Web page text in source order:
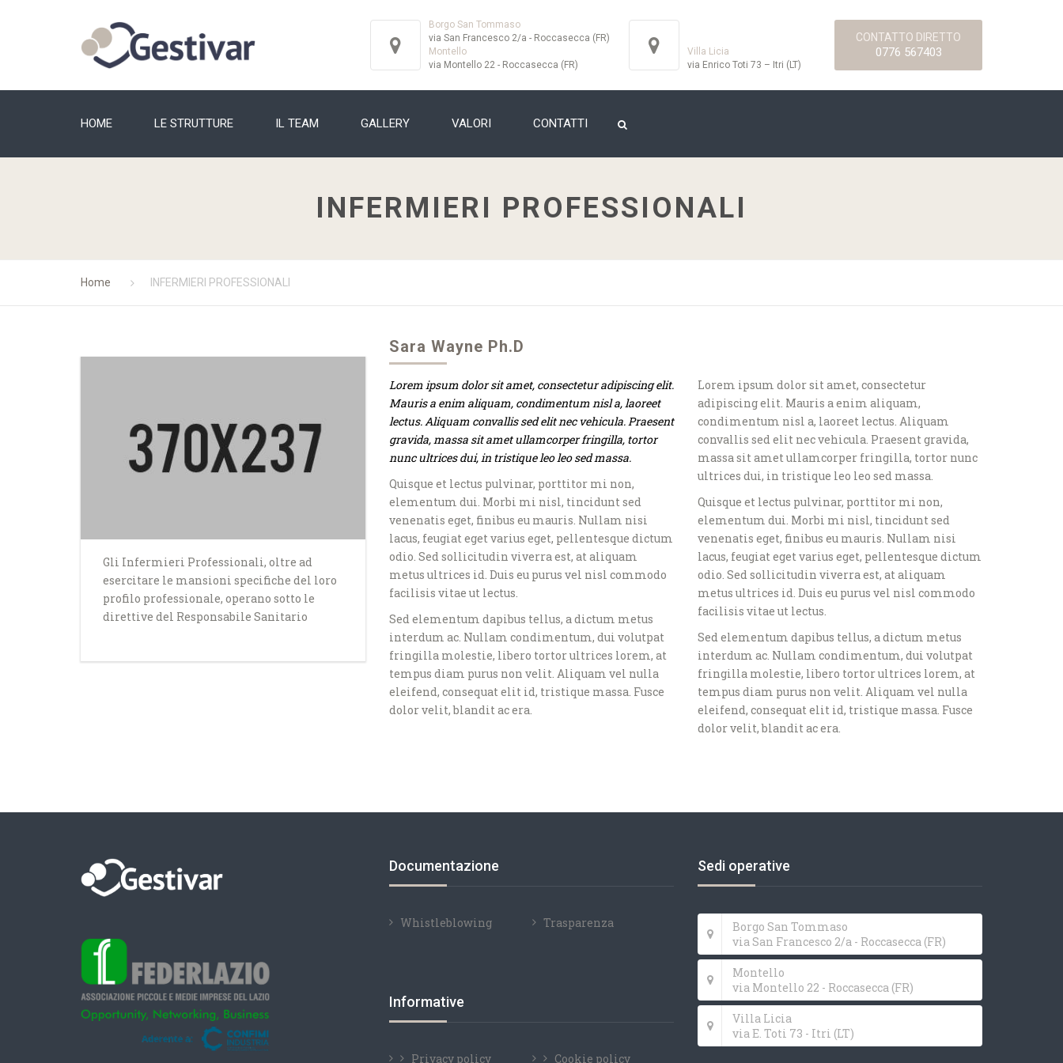
Borgo San Tommaso
via San Francesco 2/a - Roccasecca (FR)
Montello
via Montello 22 - Roccasecca (FR)
Villa Licia
via Enrico Toti 73 – Itri (LT)
CONTATTO DIRETTO
0776 567403
HOME LE STRUTTURE IL TEAM GALLERY VALORI CONTATTI
INFERMIERI PROFESSIONALI
Home INFERMIERI PROFESSIONALI
Gli Infermieri Professionali, oltre ad
esercitare le mansioni specifiche del loro
profilo professionale, operano sotto le
direttive del Responsabile Sanitario
Sara Wayne Ph.D
Lorem ipsum dolor sit amet, consectetur adipiscing elit.
Mauris a enim aliquam, condimentum nisl a, laoreet
lectus. Aliquam convallis sed elit nec vehicula. Praesent
gravida, massa sit amet ullamcorper fringilla, tortor
nunc ultrices dui, in tristique leo leo sed massa.
Quisque et lectus pulvinar, porttitor mi non,
elementum dui. Morbi mi nisl, tincidunt sed
venenatis eget, finibus eu mauris. Nullam nisi
lacus, feugiat eget varius eget, pellentesque dictum
odio. Sed sollicitudin viverra est, at aliquam
metus ultrices id. Duis eu purus vel nisl commodo
facilisis vitae ut lectus.
Sed elementum dapibus tellus, a dictum metus
interdum ac. Nullam condimentum, dui volutpat
fringilla molestie, libero tortor ultrices lorem, at
tempus diam purus non velit. Aliquam vel nulla
eleifend, consequat elit id, tristique massa. Fusce
dolor velit, blandit ac era.
Lorem ipsum dolor sit amet, consectetur
adipiscing elit. Mauris a enim aliquam,
condimentum nisl a, laoreet lectus. Aliquam
convallis sed elit nec vehicula. Praesent gravida,
massa sit amet ullamcorper fringilla, tortor nunc
ultrices dui, in tristique leo leo sed massa.
Quisque et lectus pulvinar, porttitor mi non,
elementum dui. Morbi mi nisl, tincidunt sed
venenatis eget, finibus eu mauris. Nullam nisi
lacus, feugiat eget varius eget, pellentesque dictum
odio. Sed sollicitudin viverra est, at aliquam
metus ultrices id. Duis eu purus vel nisl commodo
facilisis vitae ut lectus.
Sed elementum dapibus tellus, a dictum metus
interdum ac. Nullam condimentum, dui volutpat
fringilla molestie, libero tortor ultrices lorem, at
tempus diam purus non velit. Aliquam vel nulla
eleifend, consequat elit id, tristique massa. Fusce
dolor velit, blandit ac era.
Documentazione
Whistleblowing Trasparenza
Informative
Privacy policy Cookie policy
Sedi operative
Borgo San Tommaso
via San Francesco 2/a - Roccasecca (FR)
Montello
via Montello 22 - Roccasecca (FR)
Villa Licia
via E. Toti 73 - Itri (LT)